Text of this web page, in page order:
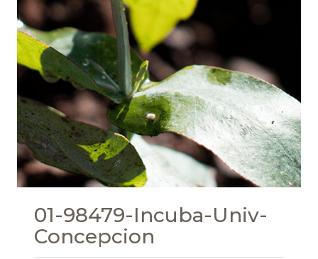
01-98479-Incuba-Univ-
Concepcion